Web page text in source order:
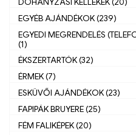
EGYÉB AJÁNDÉKOK (239)
EGYEDI MEGRENDELÉS
(1)
ÉKSZERTARTÓK (32)
ÉRMEK (7)
ESKÜVŐI AJÁNDÉKOK (23)
FAPIPÁK BRUYERE (25)
FÉM FALIKÉPEK (20)